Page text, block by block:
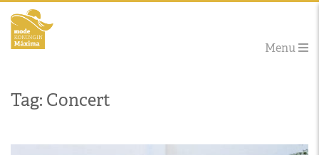
Menu
Tag: Concert